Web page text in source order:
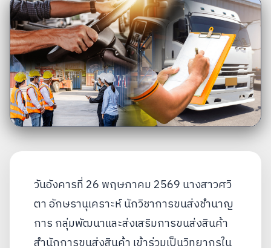
วันอังคารที่ 26 พฤษภาคม 2569 นางสาวศวิ
ตา อักษรานุเคราะห์ นักวิชาการขนส่งชำนาญ
การ กลุ่มพัฒนาและส่งเสริมการขนส่งสินค้า
สำนักการขนส่งสินค้า เข้าร่วมเป็นวิทยากรใน